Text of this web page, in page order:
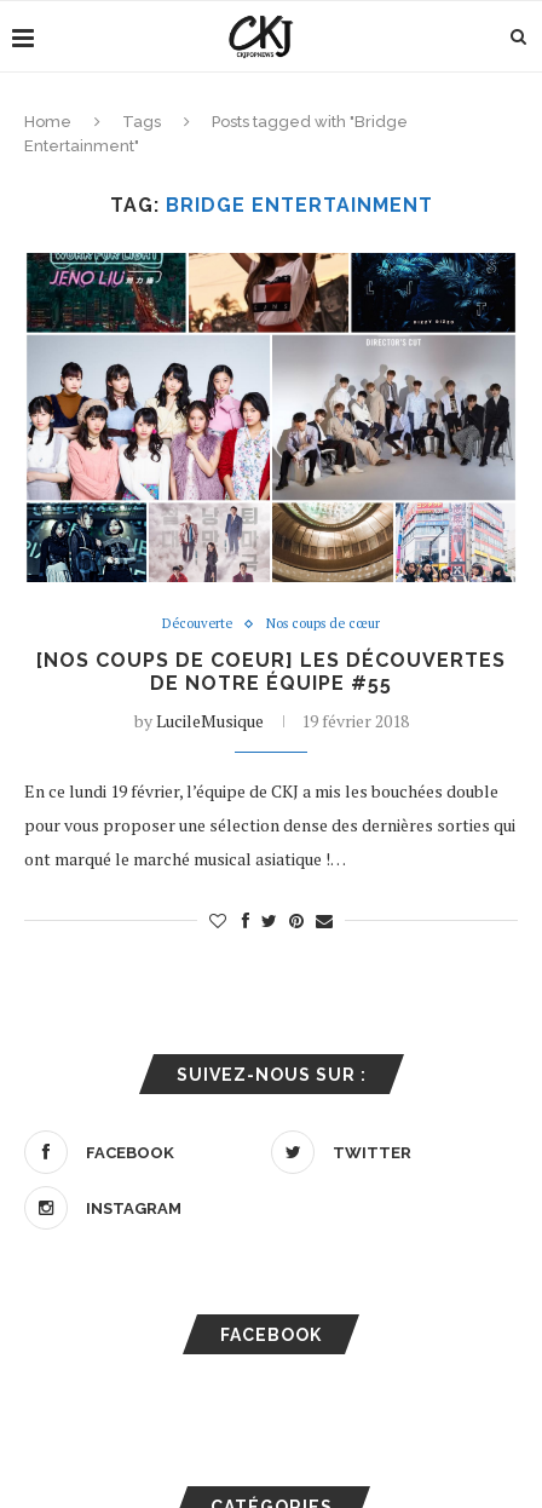
Home Tags
Posts tagged with "Bridge
Entertainment"
TAG: BRIDGE ENTERTAINMENT
Découverte Nos coups de cœur
[NOS COUPS DE COEUR] LES DÉCOUVERTES
DE NOTRE ÉQUIPE #55
byLucileMusique 19 février 2018
En ce lundi 19 février, l’équipe de CKJ a mis les bouchées double
pour vous proposer une sélection dense des dernières sorties qui
ont marqué le marché musical asiatique !…
SUIVEZ-NOUS SUR :
FACEBOOK TWITTER
INSTAGRAM
FACEBOOK